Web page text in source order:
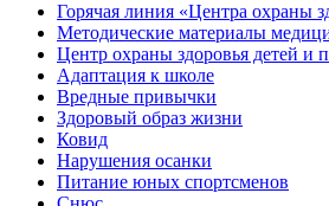
Горячая линия «Центра охраны
Методические материалы
Центр охраны здоровья детей и
Адаптация к школе
Вредные привычки
Здоровый образ жизни
Ковид
Нарушения осанки
Питание юных спортсменов